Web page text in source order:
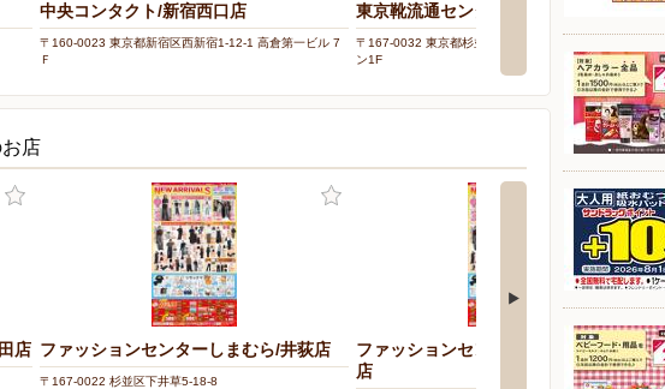
中央コンタクト/新宿西口店
〒160-0023 東京都新宿区西新宿1-12-1 高倉第一ビル 7
Ｆ
東京靴流通センター/荻窪教会通り店
〒167-0032 東京都杉並区天沼3-3-7 ライオンズマンショ
ン1F
店
店 ファッションセンターしまむら/井荻店
〒167-0022 杉並区下井草5-18-8
ファッションセンターしまむら/西友成増
店